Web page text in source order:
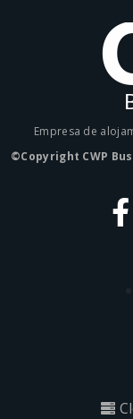
Empresa de
©Copyright CWP